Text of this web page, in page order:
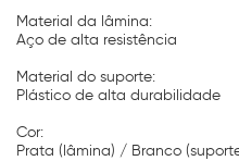
Material da lâmina:
Aço de alta resistência
Material do suporte:
Plástico de alta durabilidade
Cor:
Prata (lâmina) / Branco